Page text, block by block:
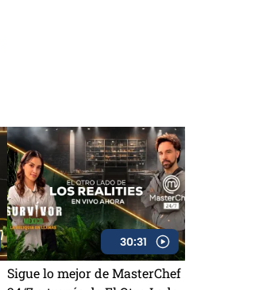
30:31
Sigue lo mejor de MasterChef